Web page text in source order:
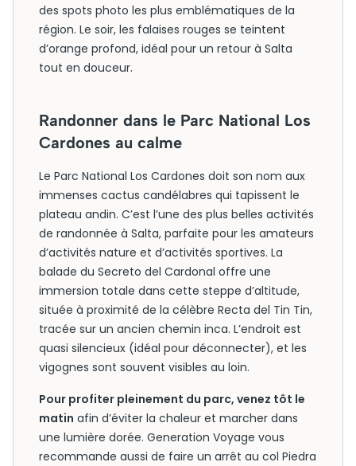
des spots photo les plus emblématiques de la
région. Le soir, les falaises rouges se teintent
d’orange profond, idéal pour un retour à Salta
tout en douceur.
Randonner dans le Parc National Los
Cardones au calme
Le Parc National Los Cardones doit son nom aux
immenses cactus candélabres qui tapissent le
plateau andin. C’est l’une des plus belles activités
de randonnée à Salta, parfaite pour les amateurs
d’activités nature et d’activités sportives. La
balade du Secreto del Cardonal offre une
immersion totale dans cette steppe d’altitude,
située à proximité de la célèbre Recta del Tin Tin,
tracée sur un ancien chemin inca. L’endroit est
quasi silencieux (idéal pour déconnecter), et les
vigognes sont souvent visibles au loin.
Pour profiter pleinement du parc, venez tôt le
matin afin d’éviter la chaleur et marcher dans
une lumière dorée. Generation Voyage vous
recommande aussi de faire un arrêt au col Piedra